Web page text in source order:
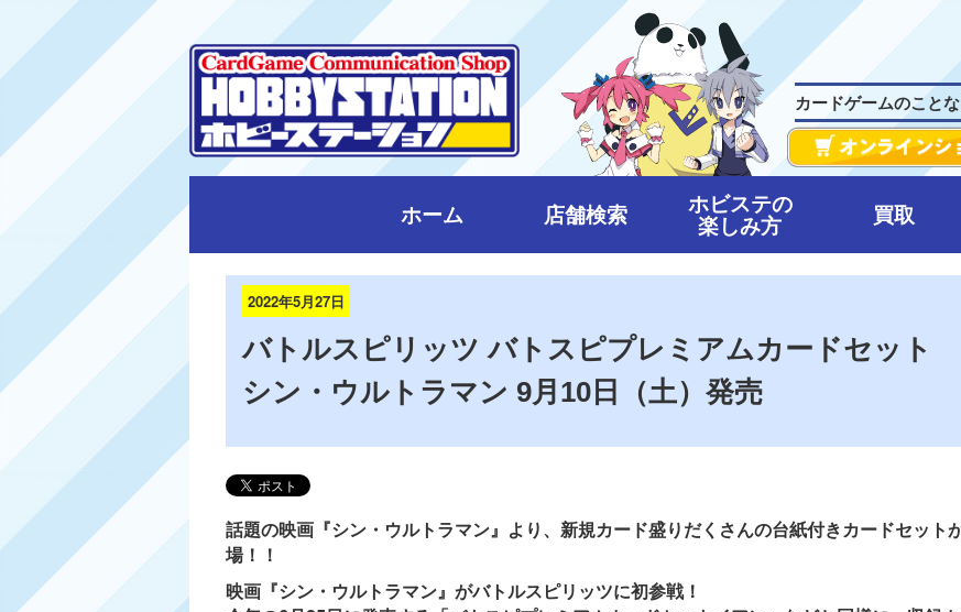
カードゲームのこと
ホーム 店舗検索 ホビステの
楽しみ方 買取
2022年5月27日
バトルスピリッツ バトスピプレミアムカードセット
シン・ウルトラマン 9月10日（土）発売
話題の映画『シン・ウルトラマン』より、新規カード盛りだくさんの台紙付きカードセット
場！！
映画『シン・ウルトラマン』がバトルスピリッツに初参戦！